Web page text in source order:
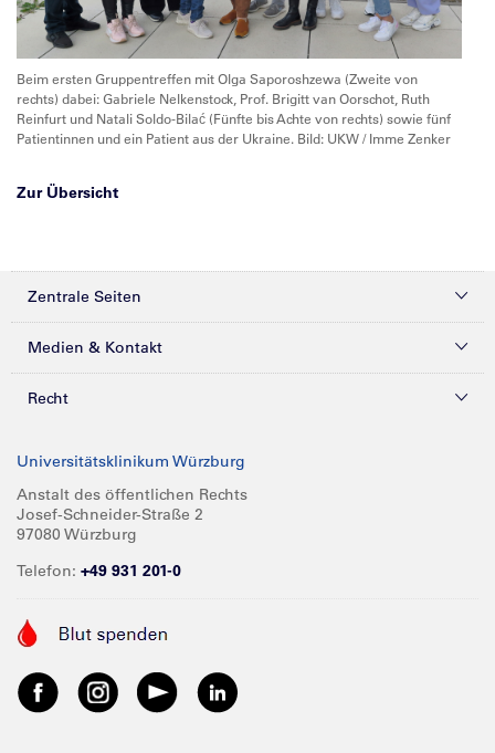
Beim ersten Gruppentreffen mit Olga Saporoshzewa (Zweite von
rechts) dabei: Gabriele Nelkenstock, Prof. Brigitt van Oorschot, Ruth
Reinfurt und Natali Soldo-Bilać (Fünfte bis Achte von rechts) sowie fünf
Patientinnen und ein Patient aus der Ukraine. Bild: UKW / Imme Zenker
Zur Übersicht
Zentrale Seiten
Kliniken & Zentren
Forschung
Karriere
Medien & Kontakt
Presse
Glossar
Spenden
Anreise
Recht
Compliance
Impressum
Barrierefreiheit
Universitätsklinikum Würzburg
Anstalt des öffentlichen Rechts
Josef-Schneider-Straße 2
97080 Würzburg
Telefon: +49 931 201-0